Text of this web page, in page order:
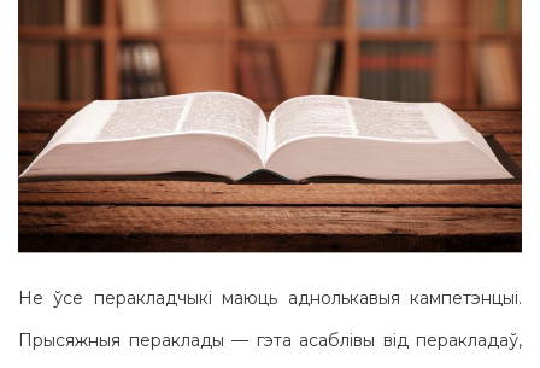
Не ўсе перакладчыкі маюць аднолькавыя кампетэнцыі.
Прысяжныя пераклады — гэта асаблівы від перакладаў,